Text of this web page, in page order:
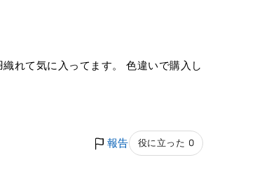
れて気に入ってます。 色違いで購入し
報告 役に立った 0